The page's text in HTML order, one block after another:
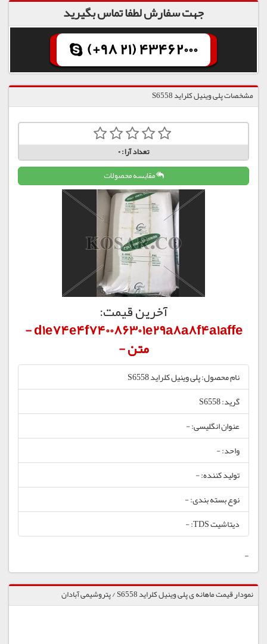
جهت سفارش لطفا تماس بگیرید
(+98 21) 43462000
مشخصات پلی وینیل کلراید S6558
تعداد آرا:0
مقایسه محصولات
آخرین قیمت:
d1e74e4f740086301e29a8a8f4a1affe -
متن -
نام محصول: پلی وینیل کلراید S6558
گرید: S6558
عنوان انگلیسی: -
واحد: -
تولید کننده: -
نوع بسته بندی: -
دیتاشیت TDS: -
-
نمودار قیمت ماهانه ی پلی وینیل کلراید S6558 / پتروشیمی آبادان